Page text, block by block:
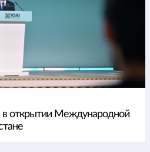
в открытии Международной